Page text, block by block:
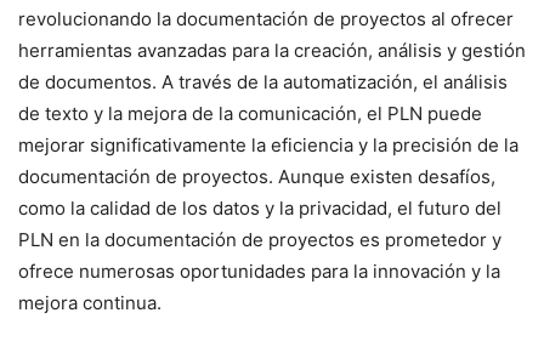
revolucionando la documentación de proyectos al ofrecer
herramientas avanzadas para la creación, análisis y gestión
de documentos. A través de la automatización, el análisis
de texto y la mejora de la comunicación, el PLN puede
mejorar significativamente la eficiencia y la precisión de la
documentación de proyectos. Aunque existen desafíos,
como la calidad de los datos y la privacidad, el futuro del
PLN en la documentación de proyectos es prometedor y
ofrece numerosas oportunidades para la innovación y la
mejora continua.